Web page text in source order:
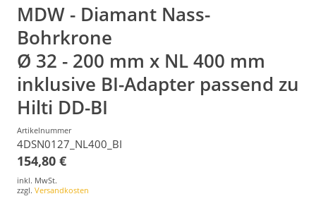
MDW - Diamant Nass-
Bohrkrone
Ø 32 - 200 mm x NL 400 mm
inklusive BI-Adapter passend zu
Hilti DD-BI
Artikelnummer
4DSN0127_NL400_BI
154,80 €
inkl. MwSt.
zzgl. Versandkosten